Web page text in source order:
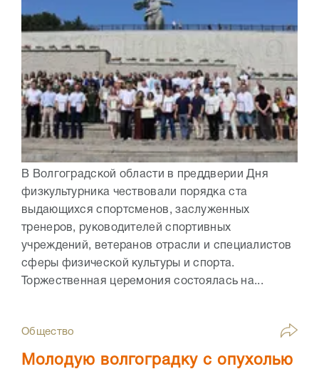
В Волгоградской области в преддверии Дня
физкультурника чествовали порядка ста
выдающихся спортсменов, заслуженных
тренеров, руководителей спортивных
учреждений, ветеранов отрасли и специалистов
сферы физической культуры и спорта.
Торжественная церемония состоялась на...
Общество
Молодую волгоградку с опухолью